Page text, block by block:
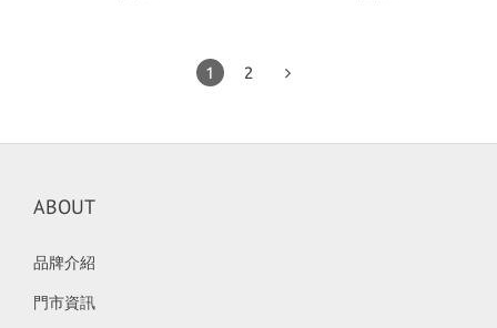
1 2
ABOUT
品牌介紹
門市資訊